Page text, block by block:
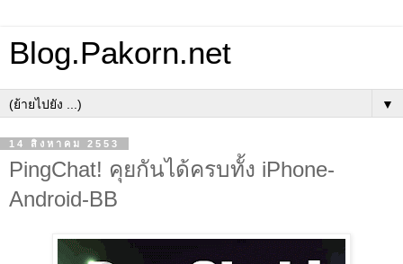
Blog.Pakorn.net
▼
14 สิงหาคม 2553
PingChat! คุยกันได้ครบทั้ง iPhone-
Android-BB